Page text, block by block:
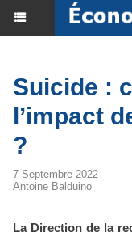
Suicide :
l’impact
?
7 Septembre 2022
Antoine Balduino
La Direction de la